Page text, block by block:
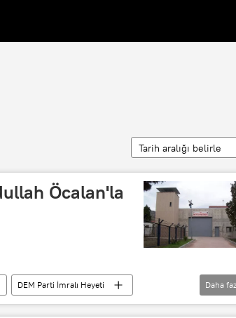
Tarih aralığı belirle
Öcalan'la
DEM Parti İmralı Heyeti
İmralı Heyeti
Daha